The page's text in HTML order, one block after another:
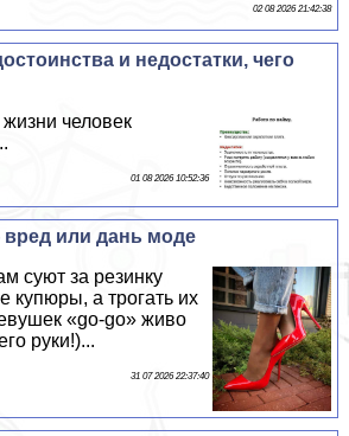
02 08 2026 21:42:38
и недостатки, чего
человек
01 08 2026 10:52:36
или дань моде
суют за резинку
купюры, а трогать их
«go-go» живо
руки!)...
31 07 2026 22:37:40